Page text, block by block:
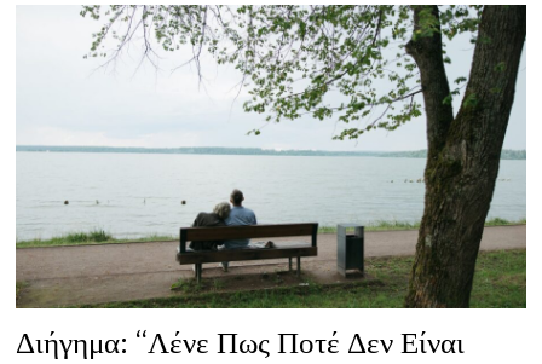
Διήγημα: “Λένε Πως Ποτέ Δεν Είναι